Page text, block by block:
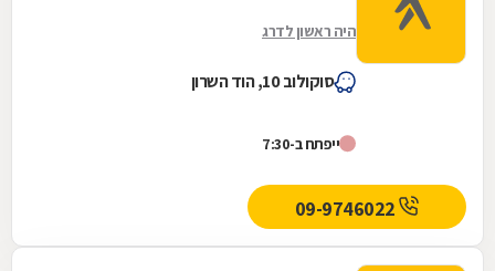
היה ראשון לדרג
סוקולוב 10, הוד השרון
ייפתח ב-7:30
09-9746022